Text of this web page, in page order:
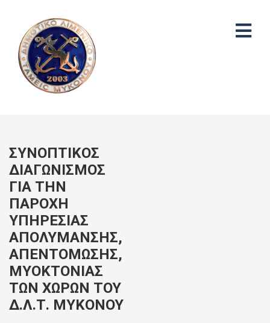
ΣΥΝΟΠΤΙΚΟΣ
ΔΙΑΓΩΝΙΣΜΟΣ
ΓΙΑ ΤΗΝ
ΠΑΡΟΧΗ
ΥΠΗΡΕΣΙΑΣ
ΑΠΟΛΥΜΑΝΣΗΣ,
ΑΠΕΝΤΟΜΩΣΗΣ,
ΜΥΟΚΤΟΝΙΑΣ
ΤΩΝ ΧΩΡΩΝ ΤΟΥ
Δ.Λ.Τ. ΜΥΚΟΝΟΥ